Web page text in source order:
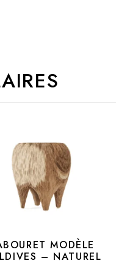
MODÈLE
– NATUREL